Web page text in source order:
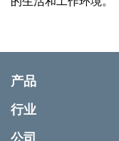
产品
行业